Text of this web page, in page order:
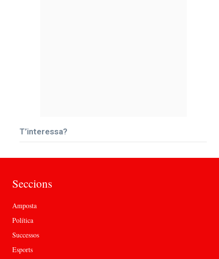
T’interessa?
Seccions
Amposta
Política
Successos
Esports